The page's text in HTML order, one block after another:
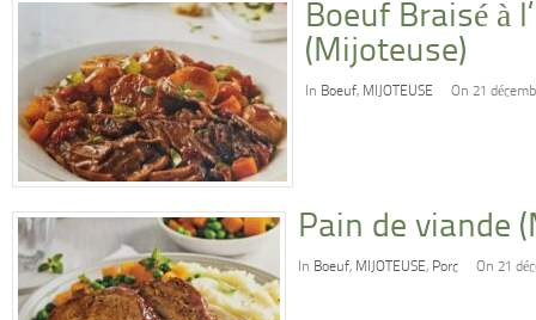
Boeuf Braisé à
(Mijoteuse)
In Boeuf, MIJOTEUSE On 21
Pain de viande
In Boeuf, MIJOTEUSE, Porc On 21